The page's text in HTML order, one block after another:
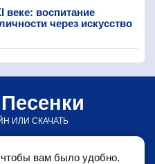
веке: воспитание
через искусство
ИЛИ СКАЧАТЬ
вам было удобно.